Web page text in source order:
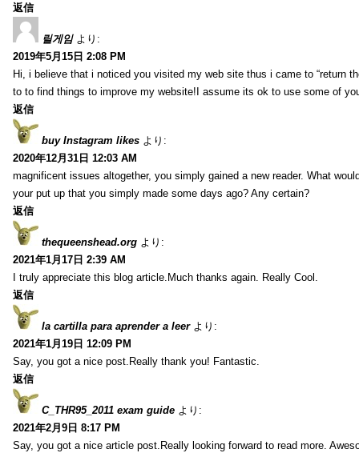
返信
릴게임 より:
2019年5月15日 2:08 PM
Hi, i believe that i noticed you visited my web site thus i came to “return
to to find things to improve my website!I assume its ok to use some of
返信
buy Instagram likes より:
2020年12月31日 12:03 AM
magnificent issues altogether, you simply gained a new reader. What
your put up that you simply made some days ago? Any certain?
返信
thequeenshead.org より:
2021年1月17日 2:39 AM
I truly appreciate this blog article.Much thanks again. Really Cool.
返信
la cartilla para aprender a leer より:
2021年1月19日 12:09 PM
Say, you got a nice post.Really thank you! Fantastic.
返信
C_THR95_2011 exam guide より:
2021年2月9日 8:17 PM
Say, you got a nice article post.Really looking forward to read more.